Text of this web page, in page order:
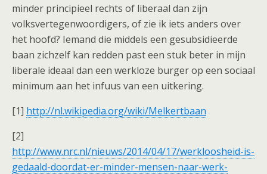
minder principieel rechts of liberaal dan zijn
volksvertegenwoordigers, of zie ik iets anders over
het hoofd? Iemand die middels een gesubsidieerde
baan zichzelf kan redden past een stuk beter in mijn
liberale ideaal dan een werkloze burger op een sociaal
minimum aan het infuus van een uitkering.
[1] http://nl.wikipedia.org/wiki/Melkertbaan
[2]
http://www.nrc.nl/nieuws/2014/04/17/werkloosheid-is-
gedaald-doordat-er-minder-mensen-naar-werk-